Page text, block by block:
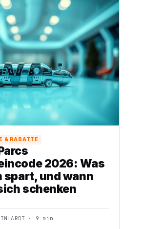
& RABATTE
2026: Was
und wann
schenken
· 9 min